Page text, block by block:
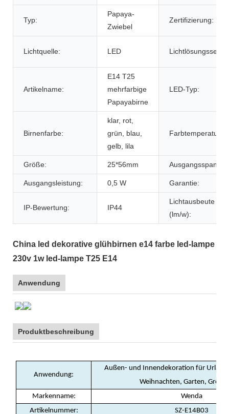
Typ:
Papaya-
Zwiebel
Zertifizierung:
Lichtquelle: LED
Artikelname:
E14 T25
mehrfarbige
Papayabirne
LED-Typ:
Birnenfarbe:
klar, rot,
grün, blau,
gelb, lila
Farbtemperatur:
Größe: 25*56mm
Ausgangsleistung: 0,5 W Garantie:
IP-Bewertung: IP44
Lichtausbeute
(lm/w):
China led dekorative glühbirnen e14 farbe led-lampe
230v 1w led-lampe T25 E14
Anwendung
Produktbeschreibung
Anwendung:
Außen- und Innendekoration für
Weihnachten, Garten,
Markenname:
Wenda
Artikelnummer:
SZ-E14B03